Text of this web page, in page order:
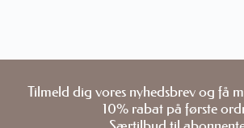
Tilmeld dig vores nyhedsbrev og få
10% rabat på første